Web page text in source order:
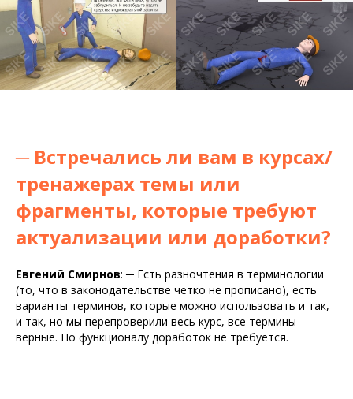
─ Встречались ли вам в курсах/
тренажерах темы или
фрагменты, которые требуют
актуализации или доработки?
Евгений Смирнов: ─ Есть разночтения в терминологии
(то, что в законодательстве четко не прописано), есть
варианты терминов, которые можно использовать и так,
и так, но мы перепроверили весь курс, все термины
верные. По функционалу доработок не требуется.